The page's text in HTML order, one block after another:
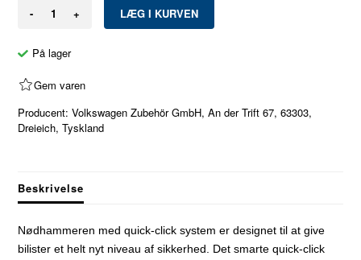
- +
På lager
Gem varen
Producent: Volkswagen Zubehör GmbH, An der Trift 67, 63303,
Dreieich, Tyskland
Beskrivelse
Nødhammeren med quick-click system er designet til at give
bilister et helt nyt niveau af sikkerhed. Det smarte quick-click